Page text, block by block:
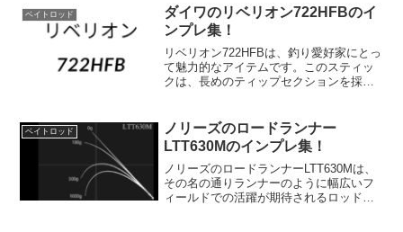
スが絶妙で、幅広いルアーとリグに対応
できます。ムーン...
ベイトロッド
ダイワのリベリオン722HFBのイ
ンプレ集！
リベリオン722HFBは、釣り愛好家にとっ
て魅力的なアイテムです。このスティッ
クは、長めのティップセクションを採用
り、釣りをする際により快適で効果的な
体験ができるように...
ベイトロッド
ノリーズのロードランナー
LTT630Mのインプレ集！
ノリーズのロードランナーLTT630Mは、
その名の通りランナーのように幅広いフ
ィールドでの活躍が期待されるロッドで